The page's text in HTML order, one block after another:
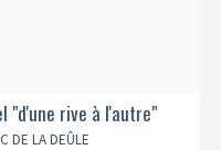
"d'une rive à l'autre"
DE LA DEÛLE